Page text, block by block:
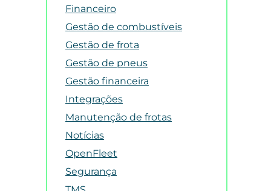
Financeiro
Gestão de combustíveis
Gestão de frota
Gestão de pneus
Gestão financeira
Integrações
Manutenção de frotas
Notícias
OpenFleet
Segurança